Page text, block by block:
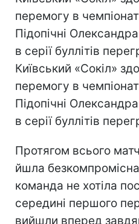
перемогу в
Підопічні
в серії буллітів
Київський «Сокіл»
перемогу в
Підопічні
в серії буллітів
Протягом всього
йшла
команда не хотіла
середині першого
вийшли вперед